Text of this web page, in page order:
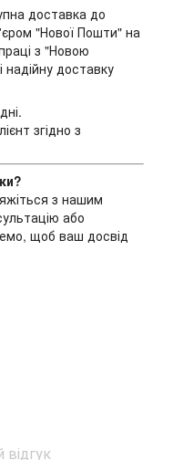
доставка до
"Нової Пошти" на
з "Новою
доставку
згідно з
з нашим
або
щоб ваш досвід